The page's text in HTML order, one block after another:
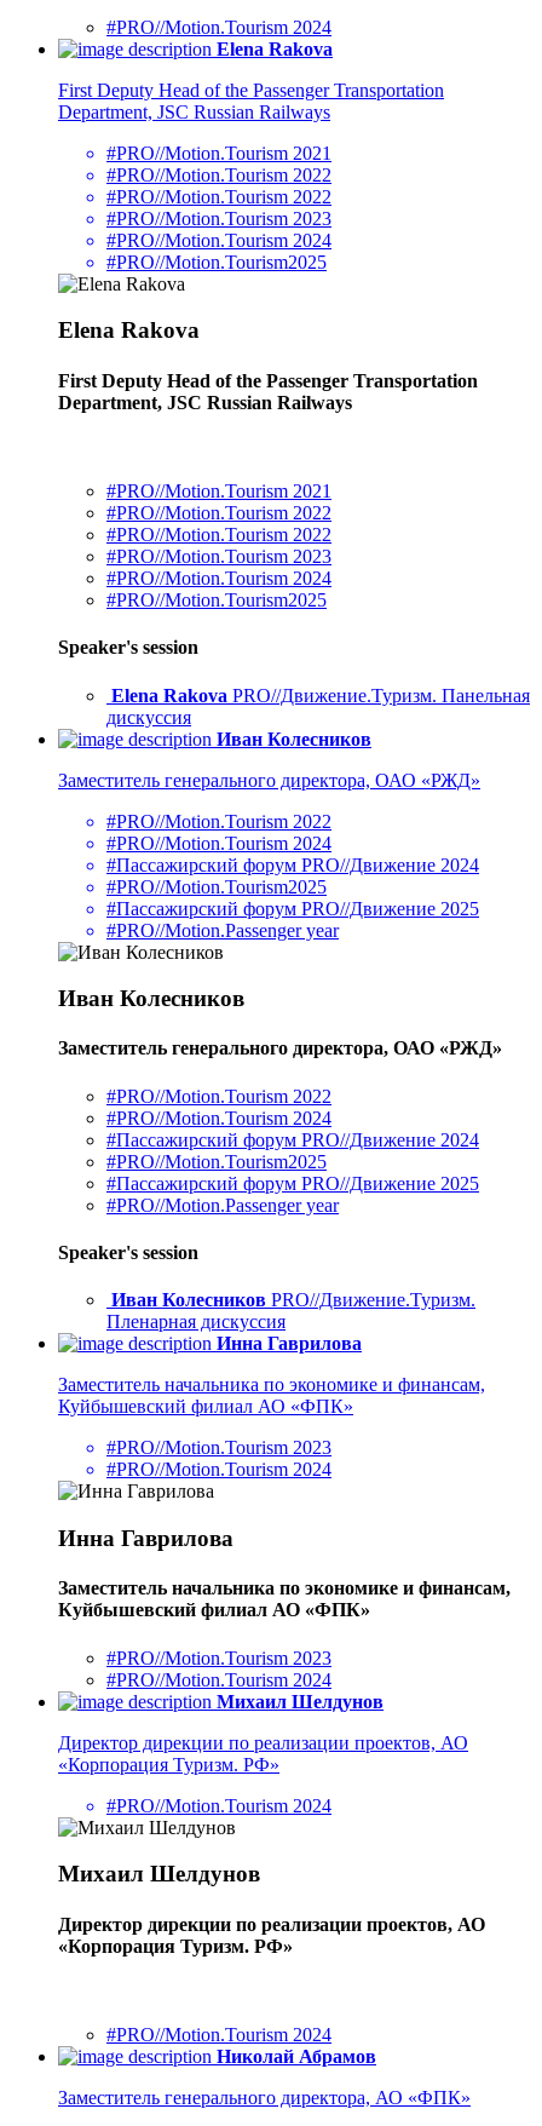
#PRO//Motion.Tourism 2024
Elena Rakova
First Deputy Head of the Passenger Transportation
Department, JSC Russian Railways
#PRO//Motion.Tourism 2021
#PRO//Motion.Tourism 2022
#PRO//Motion.Tourism 2022
#PRO//Motion.Tourism 2023
#PRO//Motion.Tourism 2024
#PRO//Motion.Tourism2025
Elena Rakova
First Deputy Head of the Passenger Transportation
Department, JSC Russian Railways
#PRO//Motion.Tourism 2021
#PRO//Motion.Tourism 2022
#PRO//Motion.Tourism 2022
#PRO//Motion.Tourism 2023
#PRO//Motion.Tourism 2024
#PRO//Motion.Tourism2025
Speaker's session
Elena Rakova PRO//Движение.Туризм. Панельная
дискуссия
Иван Колесников
Заместитель генерального директора, ОАО «РЖД»
#PRO//Motion.Tourism 2022
#PRO//Motion.Tourism 2024
#Пассажирский форум PRO//Движение 2024
#PRO//Motion.Tourism2025
#Пассажирский форум PRO//Движение 2025
#PRO//Motion.Passenger year
Иван Колесников
Заместитель генерального директора, ОАО «РЖД»
#PRO//Motion.Tourism 2022
#PRO//Motion.Tourism 2024
#Пассажирский форум PRO//Движение 2024
#PRO//Motion.Tourism2025
#Пассажирский форум PRO//Движение 2025
#PRO//Motion.Passenger year
Speaker's session
Иван Колесников PRO//Движение.Туризм.
Пленарная дискуссия
Инна Гаврилова
Заместитель начальника по экономике и финансам,
Куйбышевский филиал АО «ФПК»
#PRO//Motion.Tourism 2023
#PRO//Motion.Tourism 2024
Инна Гаврилова
Заместитель начальника по экономике и финансам,
Куйбышевский филиал АО «ФПК»
#PRO//Motion.Tourism 2023
#PRO//Motion.Tourism 2024
Михаил Шелдунов
Директор дирекции по реализации проектов, АО
«Корпорация Туризм. РФ»
#PRO//Motion.Tourism 2024
Михаил Шелдунов
Директор дирекции по реализации проектов, АО
«Корпорация Туризм. РФ»
#PRO//Motion.Tourism 2024
Николай Абрамов
Заместитель генерального директора, АО «ФПК»